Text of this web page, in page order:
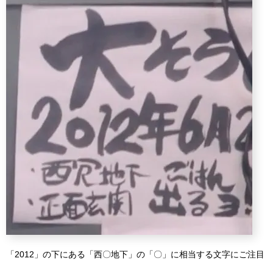
「2012」の下にある「西〇地下」の「〇」に相当する文字にご注目